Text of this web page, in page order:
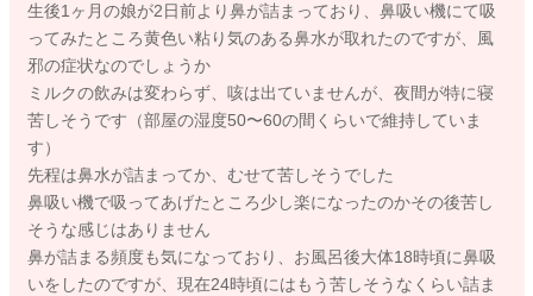
生後1ヶ月の娘が2日前より鼻が詰まっており、鼻吸い機にて吸
ってみたところ黄色い粘り気のある鼻水が取れたのですが、風
邪の症状なのでしょうか
ミルクの飲みは変わらず、咳は出ていませんが、夜間が特に寝
苦しそうです（部屋の湿度50〜60の間くらいで維持していま
す）
先程は鼻水が詰まってか、むせて苦しそうでした
鼻吸い機で吸ってあげたところ少し楽になったのかその後苦し
そうな感じはありません
鼻が詰まる頻度も気になっており、お風呂後大体18時頃に鼻吸
いをしたのですが、現在24時頃にはもう苦しそうなくらい詰ま